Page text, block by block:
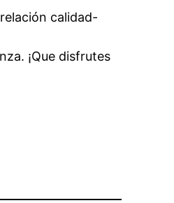
calidad-
¡Que disfrutes